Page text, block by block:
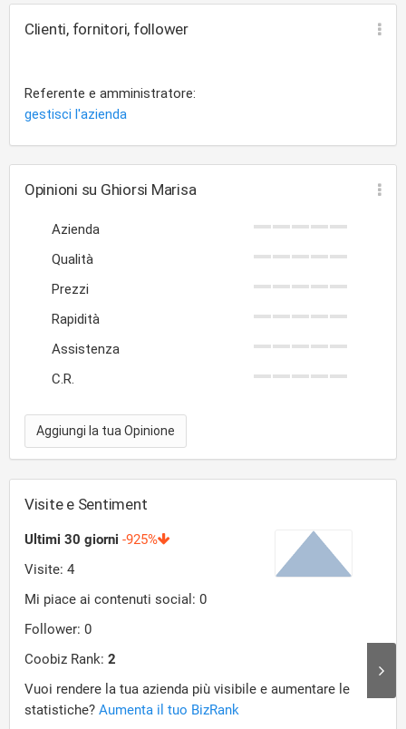
Clienti, fornitori, follower
Referente e amministratore:
gestisci l'azienda
Opinioni su Ghiorsi Marisa
Azienda
Qualità
Prezzi
Rapidità
Assistenza
C.R.
Aggiungi la tua Opinione
Visite e Sentiment